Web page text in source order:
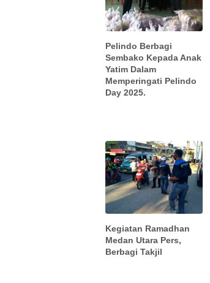
Pelindo Berbagi
Sembako Kepada Anak
Yatim Dalam
Memperingati Pelindo
Day 2025.
Kegiatan Ramadhan
Medan Utara Pers,
Berbagi Takjil